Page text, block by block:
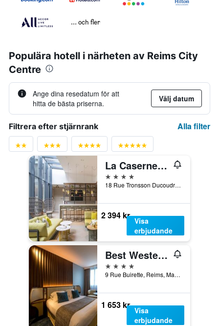
... och fler
Populära hotell i närheten av Reims City
Centre
Ange dina resedatum för att
hitta de bästa priserna.
Välj datum
Filtrera efter stjärnrank Alla filter
La Caserne Chanzy Hotel & Spa, Autograph Collection
4 stjärnor
18 Rue Tronsson Ducoudray, Reims, Marne, Frankrike
2 394 kr
Visa
erbjudande
Best Western Premier Hotel de la Paix
4 stjärnor
9 Rue Buirette, Reims, Marne, Frankrike
1 653 kr
Visa
erbjudande